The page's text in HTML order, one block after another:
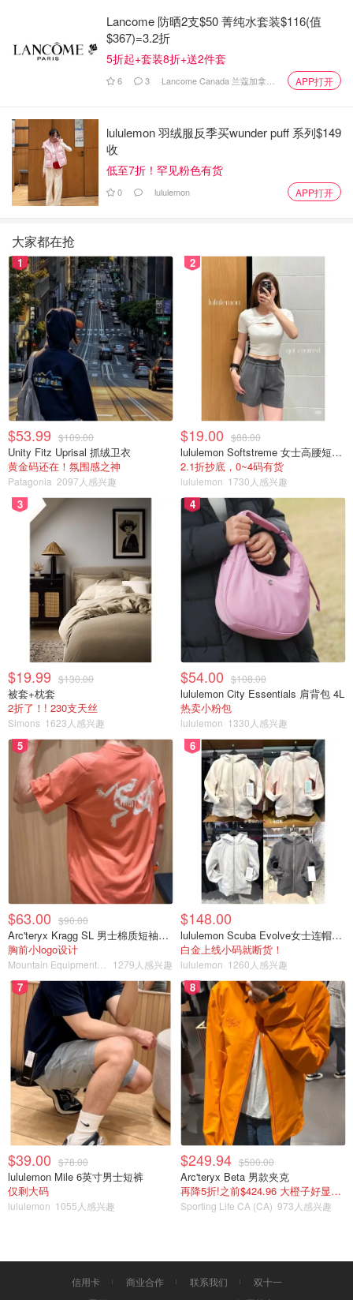
6，锅热后，🈲不加油‼️直接倒入茄子煎，铺平茄子煎，煎到
有点金黄，两面煎软。
7，茄子煎软后，加一勺油，一勺辣椒酱，炒出红油，并与
8，接着加入之前准备的鱼香调料汁，小火🔥烧三分钟，把
茄子烧入味。
9，大火收汁，出锅前加几滴香油，撒上葱花，轻炒拌匀
Lancome 防晒2支$50 菁纯水套装$116(值
$367)=3.2折
5折起+套装8折+送2件套
6 3 Lancome Canada 兰蔻加拿大官网 APP打开
lululemon 羽绒服反季买wunder puff 系列$149
收
低至7折！罕见粉色有货
0 lululemon APP打开
大家都在抢
1
$53.99 $109.00
Unity Fitz Uprisal 抓绒卫衣
黄金码还在！氛围感之神
Patagonia 2097人感兴趣
2
$19.00 $88.00
lululemon Softstreme 女士高腰短裤 10cm
2.1折抄底，0~4码有货
lululemon 1730人感兴趣
3
$19.99 $130.00
被套+枕套
2折了！! 230支天丝
Simons 1623人感兴趣
4
$54.00 $108.00
lululemon City Essentials 肩背包 4L
热卖小粉包
lululemon 1330人感兴趣
5
$63.00 $90.00
Arc'teryx Kragg SL 男士棉质短袖T恤
胸前小logo设计
1279人感兴趣
6
$148.00
lululemon Scuba Evolve女士连帽卫衣 全拉链
白金上线小码就断货！
lululemon 1260人感兴趣
7
$39.00 $78.00
lululemon Mile 6英寸男士短裤
仅剩大码
lululemon 1055人感兴趣
8
$249.94 $500.00
Arc'teryx Beta 男款夹克
再降5折!之前$424.96 大橙子好显白 蹲补
Sporting Life CA (CA) 973人感兴趣
信用卡 商业合作 联系我们
双十一